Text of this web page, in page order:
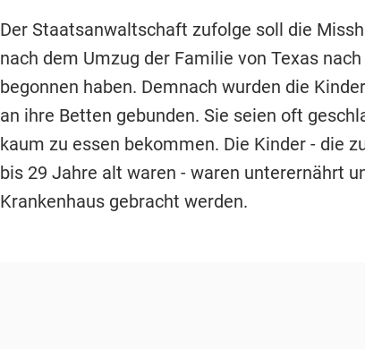
Der Staatsanwaltschaft zufolge soll die
nach dem Umzug der Familie von Texas
begonnen haben. Demnach wurden die
an ihre Betten gebunden. Sie seien oft
kaum zu essen bekommen. Die Kinder - die
bis 29 Jahre alt waren - waren unterernährt
Krankenhaus gebracht werden.